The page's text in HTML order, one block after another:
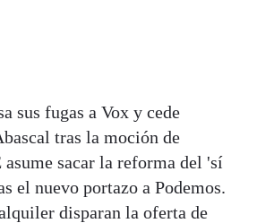
sus fugas a Vox y cede
tras la moción de
asume sacar la reforma del 'sí
el nuevo portazo a Podemos.
disparan la oferta de